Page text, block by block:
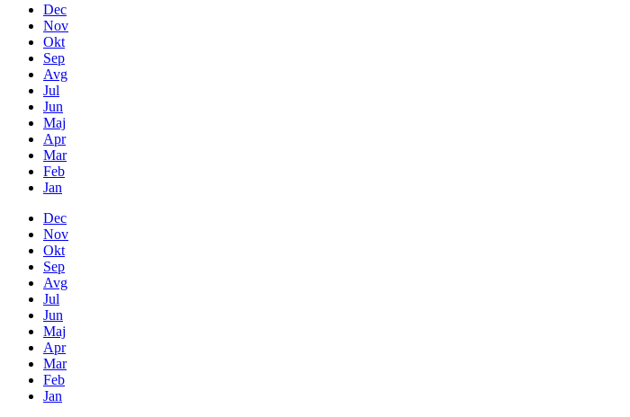
Dec
Nov
Okt
Sep
Avg
Jul
Jun
Maj
Apr
Mar
Feb
Jan
Dec
Nov
Okt
Sep
Avg
Jul
Jun
Maj
Apr
Mar
Feb
Jan